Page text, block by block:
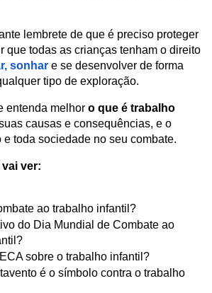
lembrete de que é preciso proteger
que todas as crianças tenham o direito
sonhar e se desenvolver de forma
tipo de exploração.
entenda melhor o que é trabalho
causas e consequências, e o
toda sociedade no seu combate.
ver:
ao trabalho infantil?
do Dia Mundial de Combate ao
sobre o trabalho infantil?
é o símbolo contra o trabalho